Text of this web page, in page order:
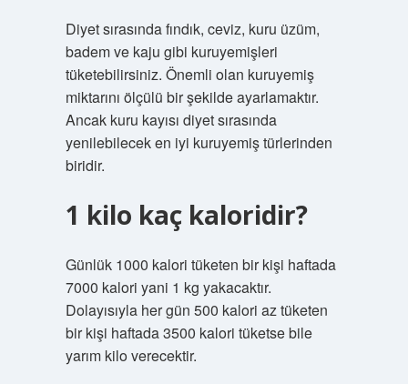
Diyet sırasında fındık, ceviz, kuru üzüm,
badem ve kaju gibi kuruyemişleri
tüketebilirsiniz. Önemli olan kuruyemiş
miktarını ölçülü bir şekilde ayarlamaktır.
Ancak kuru kayısı diyet sırasında
yenilebilecek en iyi kuruyemiş türlerinden
biridir.
1 kilo kaç kaloridir?
Günlük 1000 kalori tüketen bir kişi haftada
7000 kalori yani 1 kg yakacaktır.
Dolayısıyla her gün 500 kalori az tüketen
bir kişi haftada 3500 kalori tüketse bile
yarım kilo verecektir.